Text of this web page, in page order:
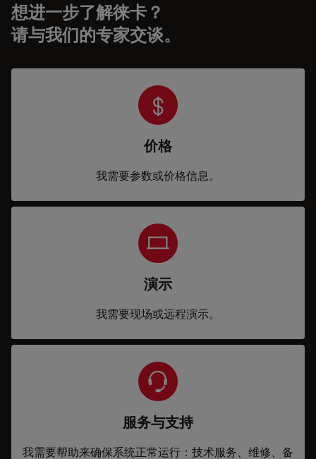
想进一步了解徕卡？
请与我们的专家交谈。
价格
我需要参数或价格信息。
演示
我需要现场或远程演示。
服务与支持
我需要帮助来确保系统正常运行：技术服务、维修、备